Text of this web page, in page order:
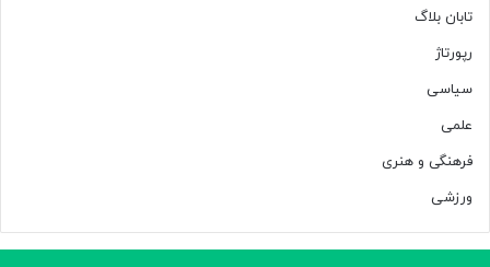
تابان بلاگ
رپورتاژ
سیاسی
علمی
فرهنگی و هنری
ورزشی